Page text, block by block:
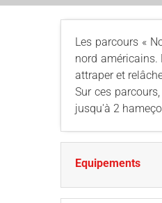
Les parcours «
nord américains.
attraper et
Sur ces
jusqu'à 2
Equipements